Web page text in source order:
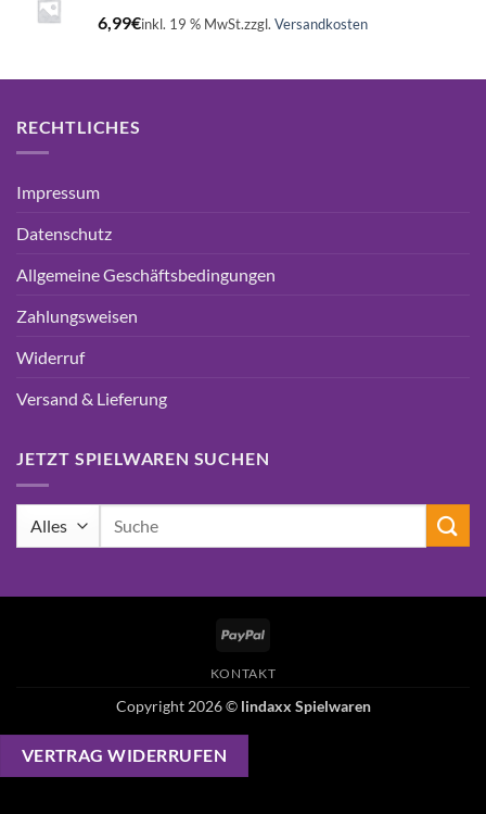
6,99€inkl. 19 % MwSt.zzgl. Versandkosten
RECHTLICHES
Impressum
Datenschutz
Allgemeine Geschäftsbedingungen
Zahlungsweisen
Widerruf
Versand & Lieferung
JETZT SPIELWAREN SUCHEN
PayPal
KONTAKT
Copyright 2026 © lindaxx Spielwaren
VERTRAG WIDERRUFEN